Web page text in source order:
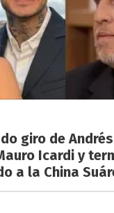
giro de
Icardi y
a la China